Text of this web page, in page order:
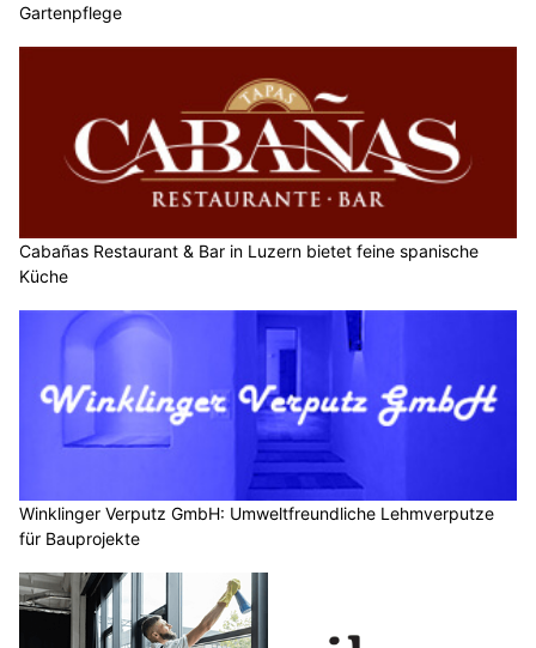
Gartenpflege
Cabañas Restaurant & Bar in Luzern bietet feine spanische
Küche
Winklinger Verputz GmbH: Umweltfreundliche Lehmverputze
für Bauprojekte